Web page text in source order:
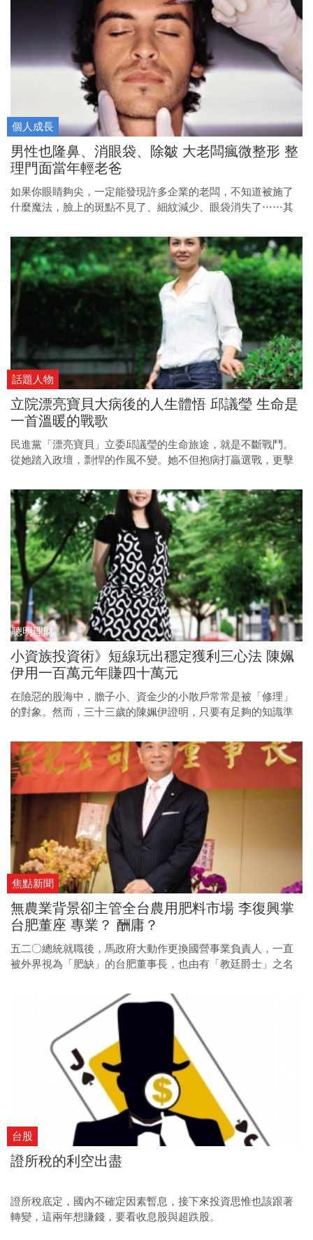
個人成長
男性也隆鼻、消眼袋、除皺 大老闆瘋微整形 整
理門面當年輕老爸
如果你眼睛夠尖，一定能發現許多企業的老闆，不知道被施了
什麼魔法，臉上的斑點不見了、細紋減少、眼袋消失了……其
話題人物
立院漂亮寶貝大病後的人生體悟 邱議瑩 生命是
一首溫暖的戰歌
民進黨「漂亮寶貝」立委邱議瑩的生命旅途，就是不斷戰鬥。
從她踏入政壇，剽悍的作風不變。她不但抱病打贏選戰，更擊
了什麼生命的體悟？
聰明理財
小資族投資術》短線玩出穩定獲利三心法 陳姵
伊用一百萬元年賺四十萬元
在險惡的股海中，膽子小、資金少的小散戶常常是被「修理」
的對象。然而，三十三歲的陳姵伊證明，只要有足夠的知識準
點，成為股市常勝軍。
焦點新聞
無農業背景卻主管全台農用肥料市場 李復興掌
台肥董座 專業？ 酬庸？
五二○總統就職後，馬政府大動作更換國營事業負責人，一直
被外界視為「肥缺」的台肥董事長，也由有「教廷爵士」之名
資深政治人物，還能接任台肥董座？
台股
證所稅的利空出盡
證所稅底定，國內不確定因素暫息，接下來投資思惟也該跟著
轉變，這兩年想賺錢，要看收息股與超跌股。